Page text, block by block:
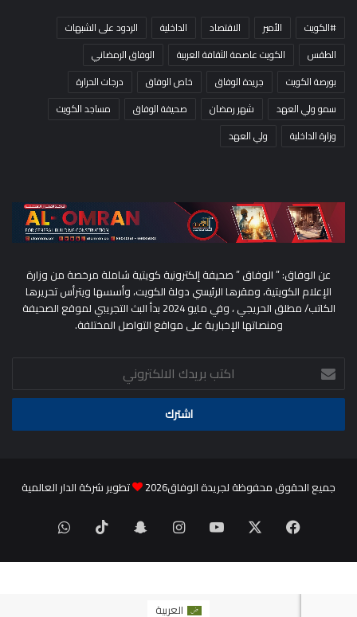
#الكويت الأمير الاقتصاد الداخلية
الردود على الشبهات
الطقس
الكويت عاصمة الثقافة العربية
الوفاق الرمضاني
بورصة الكويت
جريدة الوفاق خاص الوفاق
درجات الحرارة
سمو ولي العهد
شهر رمضان صحيفة الوفاق
مساجد الكويت
وزارة الداخلية
ولي العهد
عن الوفاق: ” الوفاق ” صحيفة إلكترونية كويتية شاملة مرخصة من وزارة
الإعلام الكويتية، ومقرها الرئيسي دولة الكويت، وأسسها ويترأس تحريرها
الكاتب/ مطلق الحريجي ، وفي مايو 2024 بدأ البث التجريبي لموقع الصحيفة
ومنصاتها الإخبارية على مواقع التواصل المختلفة.
اكتب
بريدك
الالكتروني
جميع الحقوق محفوظة لجريدة الوفاق2026 تطوير شركة الدار العالمية
فيسبوك ‫YouTubeانستقرامسناب
تشات
‫TikTokواتساب
العربية